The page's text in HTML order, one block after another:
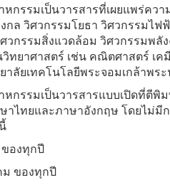
กรรมเป็นวารสารที่เผยแพร่คว
กล วิศวกรรมโยธา วิศวกรรมไ
วกรรมสิ่งแวดล้อม วิศวกรรมพ
ทยาศาสตร์ เช่น คณิตศาสตร์ เ
ลัยเทคโนโลยีพระจอมเกล้าพร
กรรมเป็นวารสารแบบเปิดที่ตีพิ
ษาไทยและภาษาอังกฤษ โดยไม่
องทุกปี
ของทุกปี